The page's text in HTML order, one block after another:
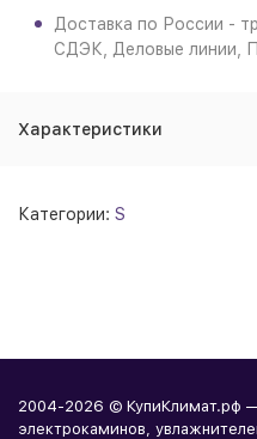
Доставка по России -
СДЭК, Деловые линии,
Характеристики
Категории: S
2004-2026 © КупиКлимат.рф
электрокаминов,